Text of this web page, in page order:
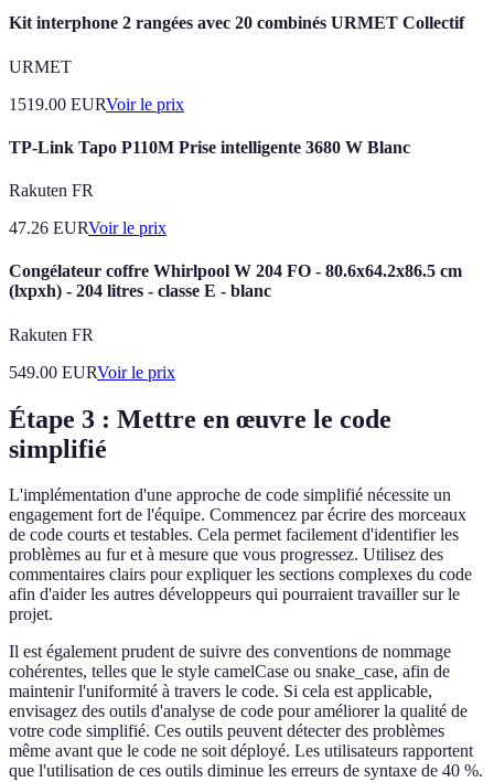
Kit interphone 2 rangées avec 20 combinés URMET Collectif
URMET
1519.00 EURVoir le prix
TP-Link Tapo P110M Prise intelligente 3680 W Blanc
Rakuten FR
47.26 EURVoir le prix
Congélateur coffre Whirlpool W 204 FO - 80.6x64.2x86.5 cm
(lxpxh) - 204 litres - classe E - blanc
Rakuten FR
549.00 EURVoir le prix
Étape 3 : Mettre en œuvre le code
simplifié
L'implémentation d'une approche de code simplifié nécessite un
engagement fort de l'équipe. Commencez par écrire des morceaux
de code courts et testables. Cela permet facilement d'identifier les
problèmes au fur et à mesure que vous progressez. Utilisez des
commentaires clairs pour expliquer les sections complexes du code
afin d'aider les autres développeurs qui pourraient travailler sur le
projet.
Il est également prudent de suivre des conventions de nommage
cohérentes, telles que le style camelCase ou snake_case, afin de
maintenir l'uniformité à travers le code. Si cela est applicable,
envisagez des outils d'analyse de code pour améliorer la qualité de
votre code simplifié. Ces outils peuvent détecter des problèmes
même avant que le code ne soit déployé. Les utilisateurs rapportent
que l'utilisation de ces outils diminue les erreurs de syntaxe de 40 %.